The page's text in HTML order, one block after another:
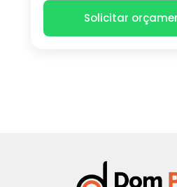
Solicitar